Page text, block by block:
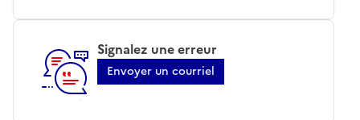
Signalez une erreur
Envoyer un courriel